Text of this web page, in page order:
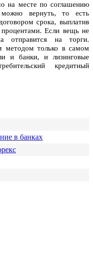
на месте по соглашению
вернуть, то есть
срока, выплатив
Если вещь не
отправится на торги.
методом только в самом
и банки, и лизинговые
кредитный
в банках